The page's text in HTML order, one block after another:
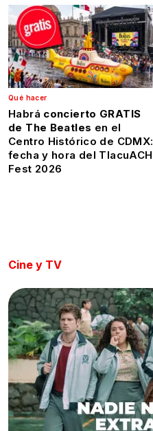
Qué hacer
Habrá concierto GRATIS
de The Beatles en el
Centro Histórico de CDMX:
fecha y hora del TlacuACH
Fest 2026
Cine y TV